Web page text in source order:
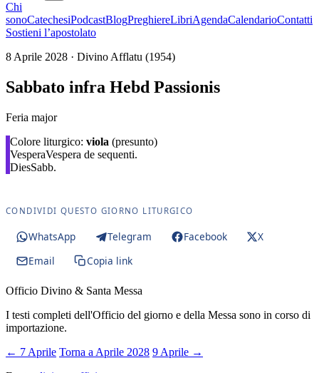
Chi
sonoCatechesiPodcastBlogPreghiereLibriAgendaCalendarioContatti
Sostieni l’apostolato
8 Aprile 2028 · Divino Afflatu (1954)
Sabbato infra Hebd Passionis
Feria major
Colore liturgico: viola (presunto)
VesperaVespera de sequenti.
DiesSabb.
CONDIVIDI QUESTO GIORNO LITURGICO
WhatsApp Telegram Facebook
X
Email
Copia link
Officio Divino & Santa Messa
I testi completi dell'Officio del giorno e della Messa sono in corso di
importazione.
← 7 Aprile Torna a Aprile 2028 9 Aprile →